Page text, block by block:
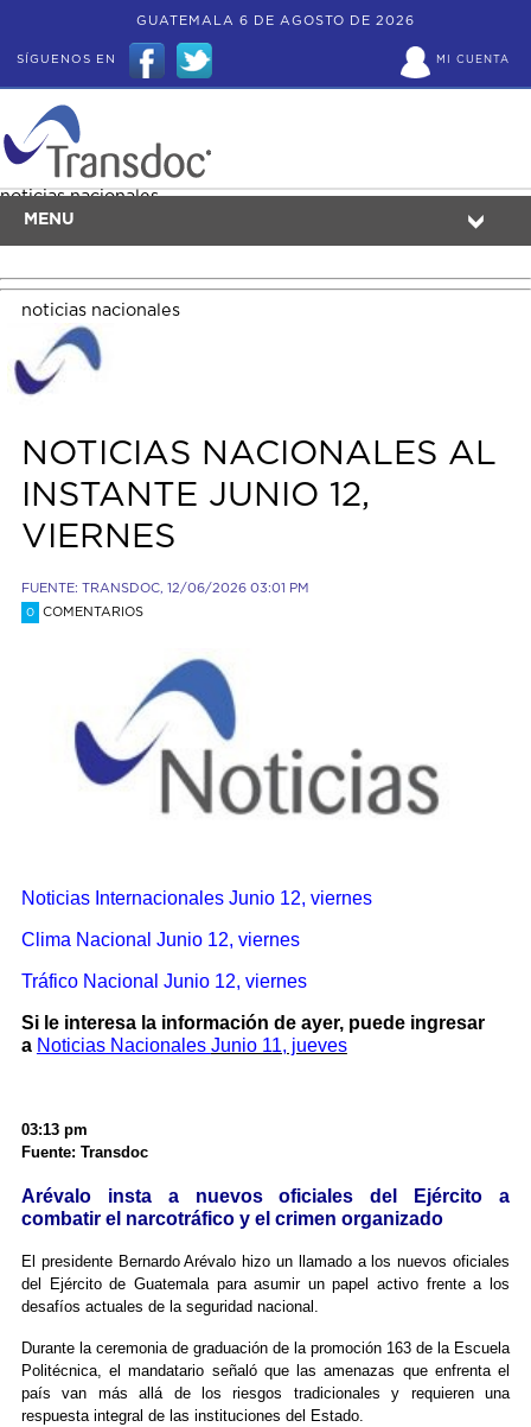
GUATEMALA 6 DE AGOSTO DE 2026
MI CUENTA
SÍGUENOS EN
MENU
noticias nacionales
noticias nacionales
NOTICIAS NACIONALES AL
INSTANTE JUNIO 12,
VIERNES
FUENTE: TRANSDOC, 12/06/2026 03:01 PM
0 COMENTARIOS
Noticias Internacionales Junio 12, viernes
Clima Nacional Junio 12, viernes
Tráfico Nacional Junio 12, viernes
Si le interesa la información de ayer, puede ingresar
a Noticias Nacionales Junio 11, jueves
03:13 pm
Fuente: Transdoc
Arévalo insta a nuevos oficiales del Ejército a
combatir el narcotráfico y el crimen organizado
El presidente Bernardo Arévalo hizo un llamado a los nuevos oficiales
del Ejército de Guatemala para asumir un papel activo frente a los
desafíos actuales de la seguridad nacional.
Durante la ceremonia de graduación de la promoción 163 de la Escuela
Politécnica, el mandatario señaló que las amenazas que enfrenta el
país van más allá de los riesgos tradicionales y requieren una
respuesta integral de las instituciones del Estado.